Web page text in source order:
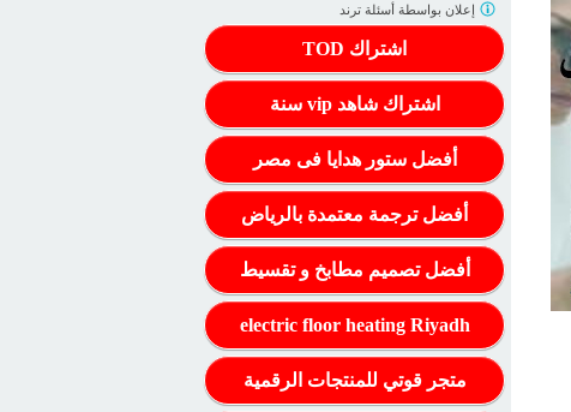
اشتراك TOD
اشتراك شاهد vip سنة
أفضل ستور هدايا فى مصر
أفضل ترجمة معتمدة بالرياض
أفضل تصميم مطابخ و تقسيط
electric floor heating Riyadh
متجر قوتي للمنتجات الرقمية
إعلان بواسطةأسئلة ترند